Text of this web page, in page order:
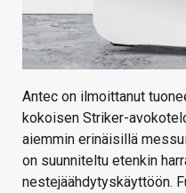
Antec on ilmoittanut
kokoisen Striker-
aiemmin erinäisillä
on suunniteltu etenkin
nestejäähdytyskäyttöön.